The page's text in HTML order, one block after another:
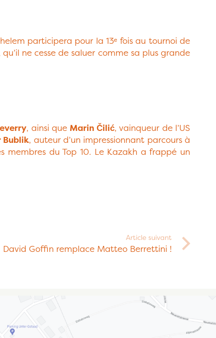
participera pour la 13ᵉ fois au tournoi de
ne cesse de saluer comme sa plus grande
, ainsi que Marin Čilić, vainqueur de l’US
Bublik, auteur d’un impressionnant parcours à
du Top 10. Le Kazakh a frappé un
Article suivant
David Goffin remplace Matteo Berrettini !